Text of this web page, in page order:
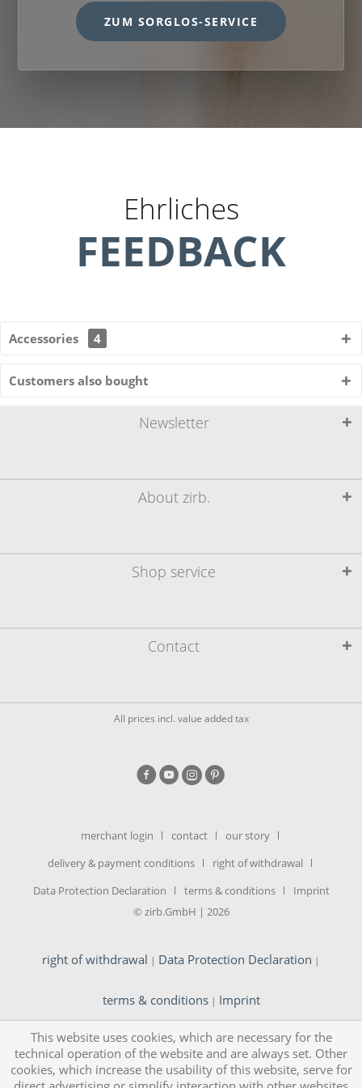
ZUM SORGLOS-SERVICE
Ehrliches
FEEDBACK
Accessories 4
Customers also bought
Contact
Shop service
About zirb.
Newsletter
All prices incl. value added tax
merchant login contact
our story
delivery & payment conditions
right of withdrawal
Data Protection Declaration
terms & conditions
Imprint
© zirb.GmbH | 2026
right of withdrawal | Data Protection Declaration |
terms & conditions| Imprint
This website uses cookies, which are necessary for the
technical operation of the website and are always set. Other
cookies, which increase the usability of this website, serve for